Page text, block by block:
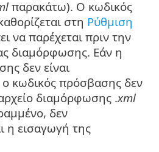
παρακάτω). Ο κωδικός
στη Ρύθμιση
να παρέχεται πριν την
διαμόρφωσης. Εάν η
δεν είναι
ο κωδικός πρόσβασης δεν
διαμόρφωσης .xml
δεν
η εισαγωγή της